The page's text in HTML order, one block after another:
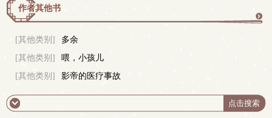
作者其他书
[其他类别]
多余
[其他类别]
喂，小孩儿
[其他类别]
影帝的医疗事故